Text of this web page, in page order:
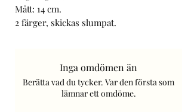
Mått: 14 cm.
2 färger, skickas slumpat.
Inga omdömen än
Berätta vad du tycker. Var den första som
lämnar ett omdöme.